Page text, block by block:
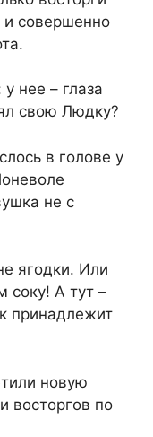
и совершенно
нее – глаза
свою Людку?
в голове у
не с
ягодки. Или
соку! А тут –
принадлежит
новую
восторгов по